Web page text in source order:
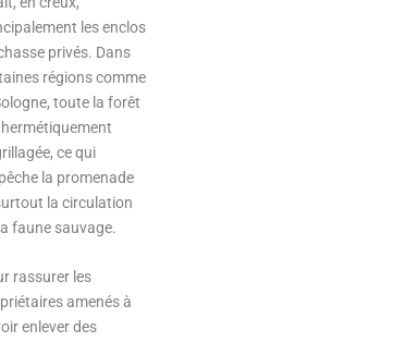
les enclos
privés. Dans
régions comme
toute la forêt
ce qui
la promenade
la circulation
faune sauvage.
rassurer les
amenés à
enlever des